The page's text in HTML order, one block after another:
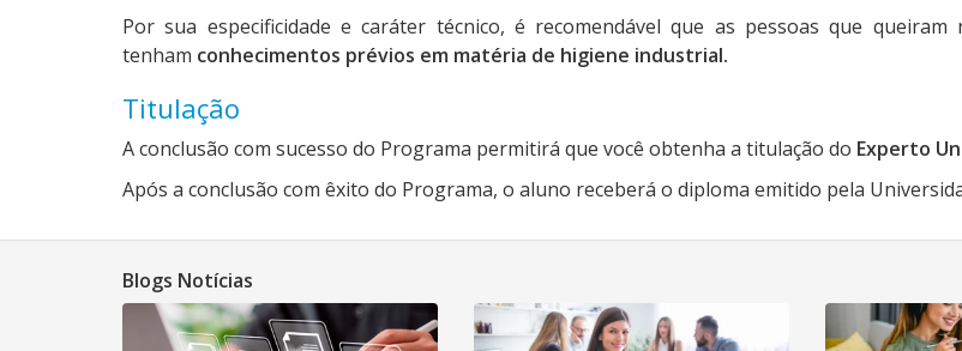
Por sua especificidade e caráter técnico, é recomendável que as pessoas que
tenham conhecimentos prévios em matéria de higiene industrial.
Titulação
A conclusão com sucesso do Programa permitirá que você obtenha a titulação do Experto
Após a conclusão com êxito do Programa, o aluno receberá o diploma emitido pela
Blogs Notícias